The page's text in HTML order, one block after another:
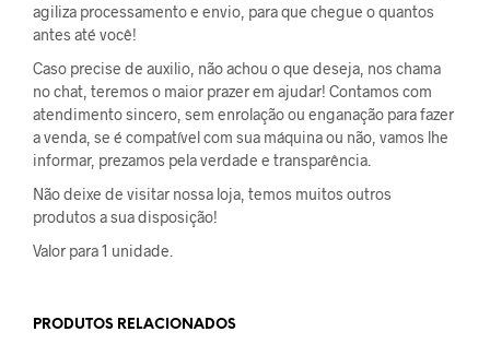
agiliza processamento e envio, para que chegue o quantos
antes até você!
Caso precise de auxilio, não achou o que deseja, nos chama
no chat, teremos o maior prazer em ajudar! Contamos com
atendimento sincero, sem enrolação ou enganação para fazer
a venda, se é compatível com sua máquina ou não, vamos lhe
informar, prezamos pela verdade e transparência.
Não deixe de visitar nossa loja, temos muitos outros
produtos a sua disposição!
Valor para 1 unidade.
PRODUTOS RELACIONADOS